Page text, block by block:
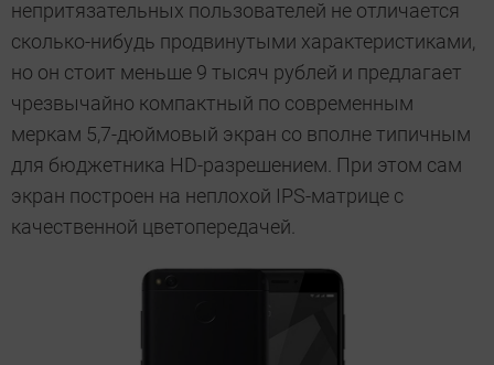
непритязательных пользователей не отличается
сколько-нибудь продвинутыми характеристиками,
но он стоит меньше 9 тысяч рублей и предлагает
чрезвычайно компактный по современным
меркам 5,7-дюймовый экран со вполне типичным
для бюджетника HD-разрешением. При этом сам
экран построен на неплохой IPS-матрице с
качественной цветопередачей.